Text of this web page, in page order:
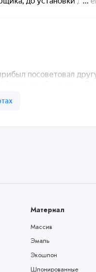
Материал
Массив
Эмаль
Экошпон
Шпонированные